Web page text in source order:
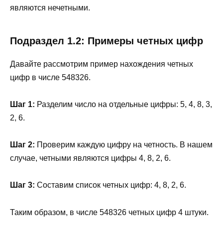
являются нечетными.
Подраздел 1.2: Примеры четных цифр
Давайте рассмотрим пример нахождения четных
цифр в числе 548326.
Шаг 1: Разделим число на отдельные цифры: 5, 4, 8, 3,
2, 6.
Шаг 2: Проверим каждую цифру на четность. В нашем
случае, четными являются цифры 4, 8, 2, 6.
Шаг 3: Составим список четных цифр: 4, 8, 2, 6.
Таким образом, в числе 548326 четных цифр 4 штуки.